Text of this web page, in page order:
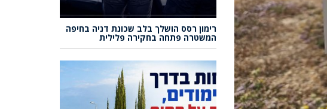
רימון רסס הושלך בלב שכונת דניה בחיפה
המשטרה פתחה בחקירה פלילית